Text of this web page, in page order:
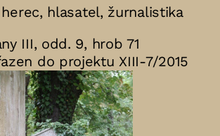
herec, hlasatel, žurnalistika
III, odd. 9, hrob 71
do projektu XIII-7/2015